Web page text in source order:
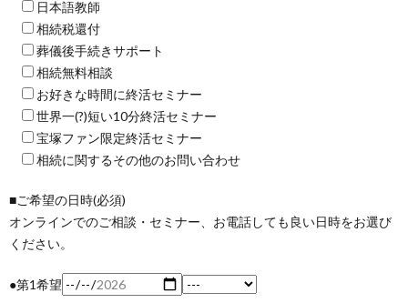
日本語教師
相続税還付
葬儀後手続きサポート
相続無料相談
お好きな時間に終活セミナー
世界一(?)短い10分終活セミナー
宝塚ファン限定終活セミナー
相続に関するその他のお問い合わせ
■ご希望の日時(必須)
オンラインでのご相談・セミナー、お電話しても良い日時をお選び
ください。
●第1希望